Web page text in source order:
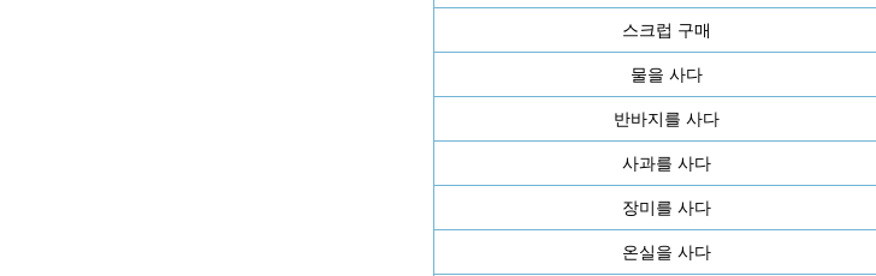
스크럽 구매
물을 사다
반바지를 사다
사과를 사다
장미를 사다
온실을 사다